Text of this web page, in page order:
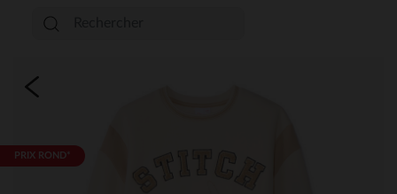
PRIX ROND*